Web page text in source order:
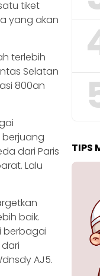
tiket
yang akan
terlebih
Selatan
800an
berjuang
dari Paris
Lalu
baik.
berbagai
AJ5.
TIPS